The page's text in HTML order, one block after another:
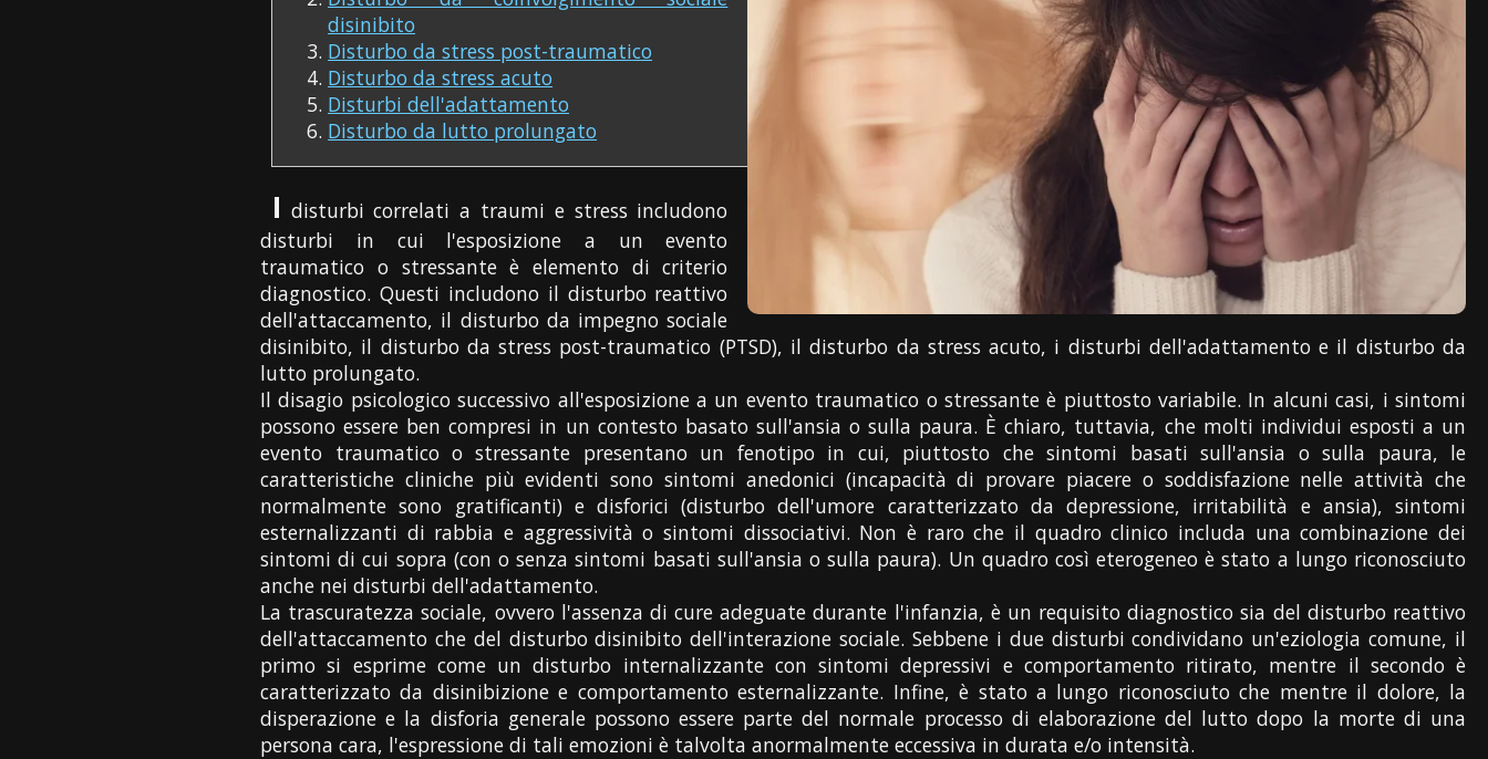
disinibito
Disturbo da stress post-traumatico
Disturbo da stress acuto
Disturbi dell'adattamento
Disturbo da lutto prolungato
I disturbi correlati a traumi e stress includono
disturbi in cui l'esposizione a un evento
traumatico o stressante è elemento di criterio
diagnostico. Questi includono il disturbo reattivo
dell'attaccamento, il disturbo da impegno sociale
disinibito, il disturbo da stress post-traumatico (PTSD), il disturbo da stress acuto, i disturbi dell'adattamento e il disturbo da
lutto prolungato.
Il disagio psicologico successivo all'esposizione a un evento traumatico o stressante è piuttosto variabile. In alcuni casi, i sintomi
possono essere ben compresi in un contesto basato sull'ansia o sulla paura. È chiaro, tuttavia, che molti individui esposti a un
evento traumatico o stressante presentano un fenotipo in cui, piuttosto che sintomi basati sull'ansia o sulla paura, le
caratteristiche cliniche più evidenti sono sintomi anedonici (incapacità di provare piacere o soddisfazione nelle attività che
normalmente sono gratificanti) e disforici (disturbo dell'umore caratterizzato da depressione, irritabilità e ansia), sintomi
esternalizzanti di rabbia e aggressività o sintomi dissociativi. Non è raro che il quadro clinico includa una combinazione dei
sintomi di cui sopra (con o senza sintomi basati sull'ansia o sulla paura). Un quadro così eterogeneo è stato a lungo riconosciuto
anche nei disturbi dell'adattamento.
La trascuratezza sociale, ovvero l'assenza di cure adeguate durante l'infanzia, è un requisito diagnostico sia del disturbo reattivo
dell'attaccamento che del disturbo disinibito dell'interazione sociale. Sebbene i due disturbi condividano un'eziologia comune, il
primo si esprime come un disturbo internalizzante con sintomi depressivi e comportamento ritirato, mentre il secondo è
caratterizzato da disinibizione e comportamento esternalizzante. Infine, è stato a lungo riconosciuto che mentre il dolore, la
disperazione e la disforia generale possono essere parte del normale processo di elaborazione del lutto dopo la morte di una
persona cara, l'espressione di tali emozioni è talvolta anormalmente eccessiva in durata e/o intensità.